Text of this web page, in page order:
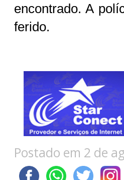
encontrado. A
ferido.
Postado em 2 de